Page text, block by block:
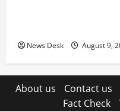
News Desk August 9,
About us Contact us
Fact Check